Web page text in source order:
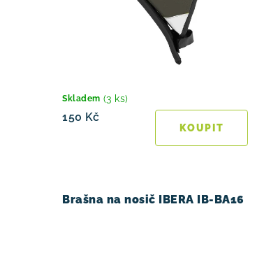
Skladem (3 ks)
150 Kč
Brašna na nosič IBERA IB-BA16